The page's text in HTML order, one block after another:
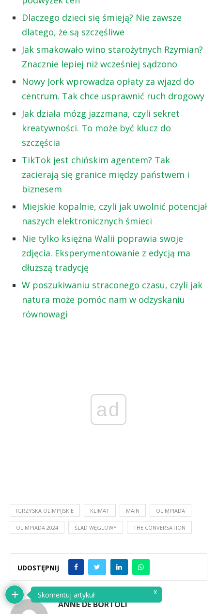
Dlaczego dzieci się śmieją? Nie zawsze
dlatego, że są szczęśliwe
Jak smakowało wino starożytnych Rzymian?
Znacznie lepiej niż wcześniej sądzono
Nowy Jork wprowadza opłaty za wjazd do
centrum. Tak chce usprawnić ruch drogowy
Jak działa mózg jazzmana, czyli sekret
kreatywności. To może być klucz do
szczęścia
TikTok jest chińskim agentem? Tak
zacierają się granice między państwem i
biznesem
Miejskie kopalnie, czyli jak uwolnić potencjał
naszych elektronicznych śmieci
Nie tylko księżna Walii poprawia swoje
zdjęcia. Eksperymentowanie z edycją ma
dłuższą tradycję
W poszukiwaniu straconego czasu, czyli jak
natura może pomóc nam w odzyskaniu
równowagi
ad
IGRZYSKA OLIMPIJSKIE KLIMAT MAIN OLIMPIADA
OLIMPIADA 2024 ŚLAD WĘGLOWY THE CONVERSATION
UDOSTĘPNIJ
ANNE DE BORTOLI